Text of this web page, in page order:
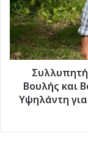
της
Βουλής
Βουλευτή
Δωδεκανήσου
Βασίλη
Υψηλάντη
θάνατο
Βουλής και
Υψηλάντη